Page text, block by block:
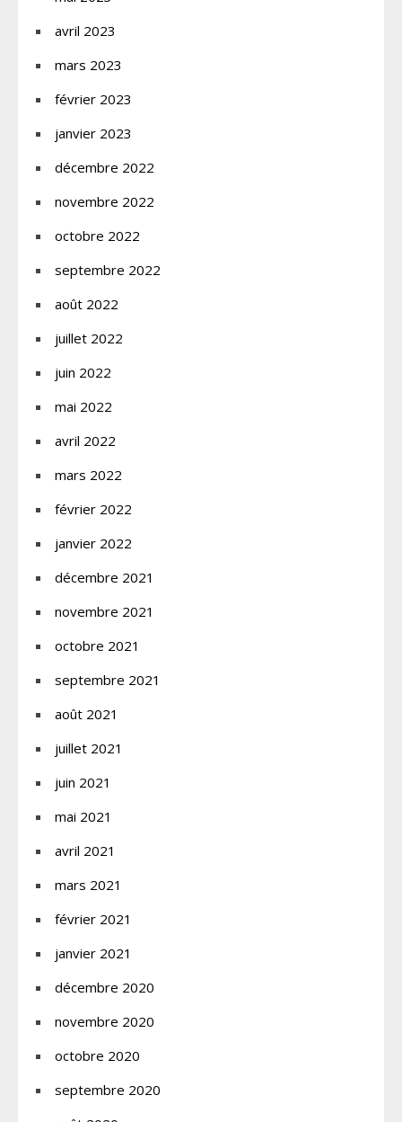
avril 2023
mars 2023
février 2023
janvier 2023
décembre 2022
novembre 2022
octobre 2022
septembre 2022
août 2022
juillet 2022
juin 2022
mai 2022
avril 2022
mars 2022
février 2022
janvier 2022
décembre 2021
novembre 2021
octobre 2021
septembre 2021
août 2021
juillet 2021
juin 2021
mai 2021
avril 2021
mars 2021
février 2021
janvier 2021
décembre 2020
novembre 2020
octobre 2020
septembre 2020